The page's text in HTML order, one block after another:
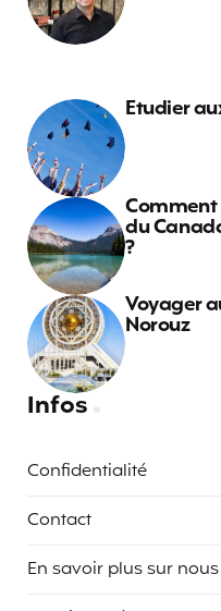
Etudier
Comment
du
?
Voyager
Norouz
Infos
Confidentialité
Contact
En savoir plus sur nous